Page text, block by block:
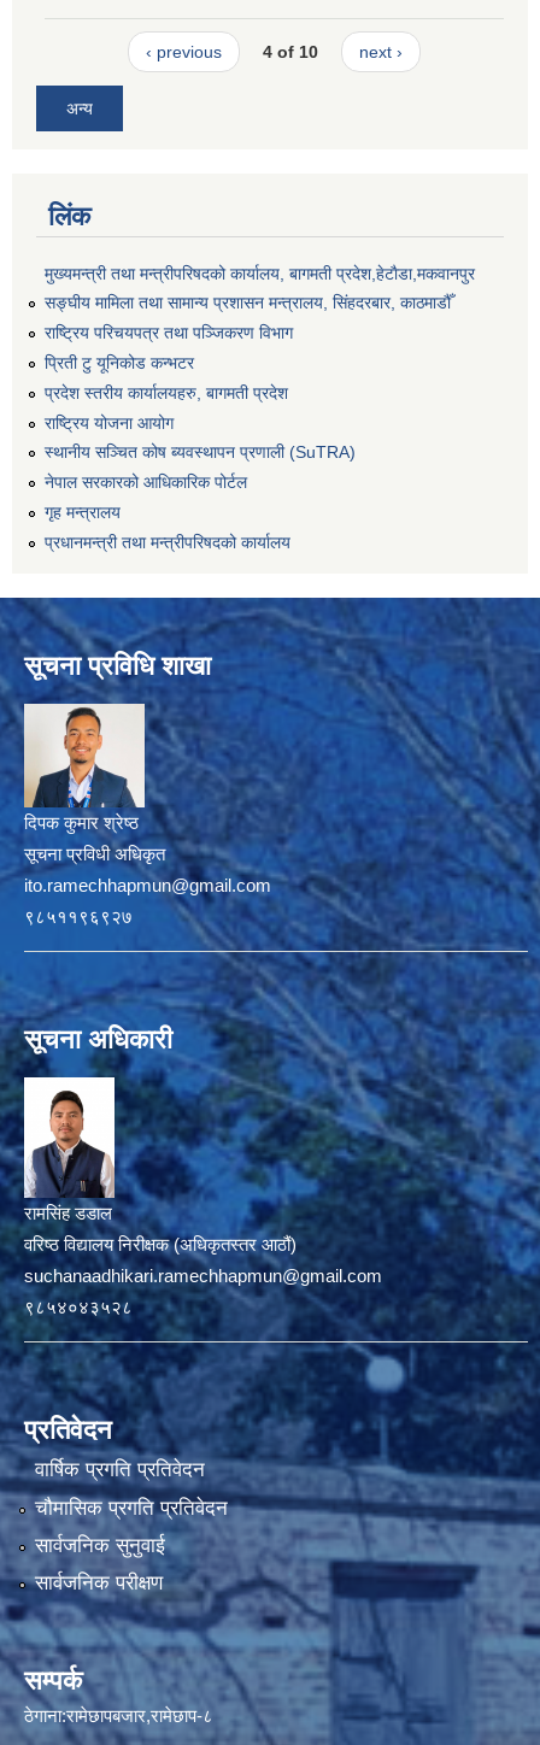
‹ previous 4 of 10 next ›
अन्य
लिंक
मुख्यमन्त्री तथा मन्त्रीपरिषदको कार्यालय, बागमती प्रदेश,हेटाैडा,मकवानपुर
सङ्‍घीय मामिला तथा सामान्य प्रशासन मन्त्रालय, सिंहदरबार, काठमाडौँ
राष्ट्रिय परिचयपत्र तथा पञ्जिकरण विभाग
प्रिती टु यूनिकोड कन्भटर
प्रदेश स्तरीय कार्यालयहरु, बागमती प्रदेश
राष्ट्रिय योजना आयोग
स्थानीय सञ्चित कोष ब्यवस्थापन प्रणाली (SuTRA)
नेपाल सरकारको आधिकारिक पोर्टल
गृह मन्त्रालय
प्रधानमन्त्री तथा मन्त्रीपरिषदको कार्यालय
सूचना प्रविधि शाखा
दिपक कुमार श्रेष्ठ
सूचना प्रविधी अधिकृत
ito.ramechhapmun@gmail.com
९८५११९६९२७
सूचना अधिकारी
रामसिंह डडाल
वरिष्ठ विद्यालय निरीक्षक (अधिकृतस्तर आठौं)
suchanaadhikari.ramechhapmun@gmail.com
९८५४०४३५२८
प्रतिवेदन
वार्षिक प्रगति प्रतिवेदन
चौमासिक प्रगति प्रतिवेदन
सार्वजनिक सुनुवाई
सार्वजनिक परीक्षण
सम्पर्क
ठेगाना:रामेछापबजार,रामेछाप-८